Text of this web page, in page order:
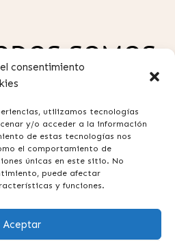
consentimiento
utilizamos tecnologías
y/o acceder a la información
de estas tecnologías nos
el comportamiento de
únicas en este sitio. No
puede afectar
y funciones.
Aceptar
SOMOS
de privacidad
y condiciones